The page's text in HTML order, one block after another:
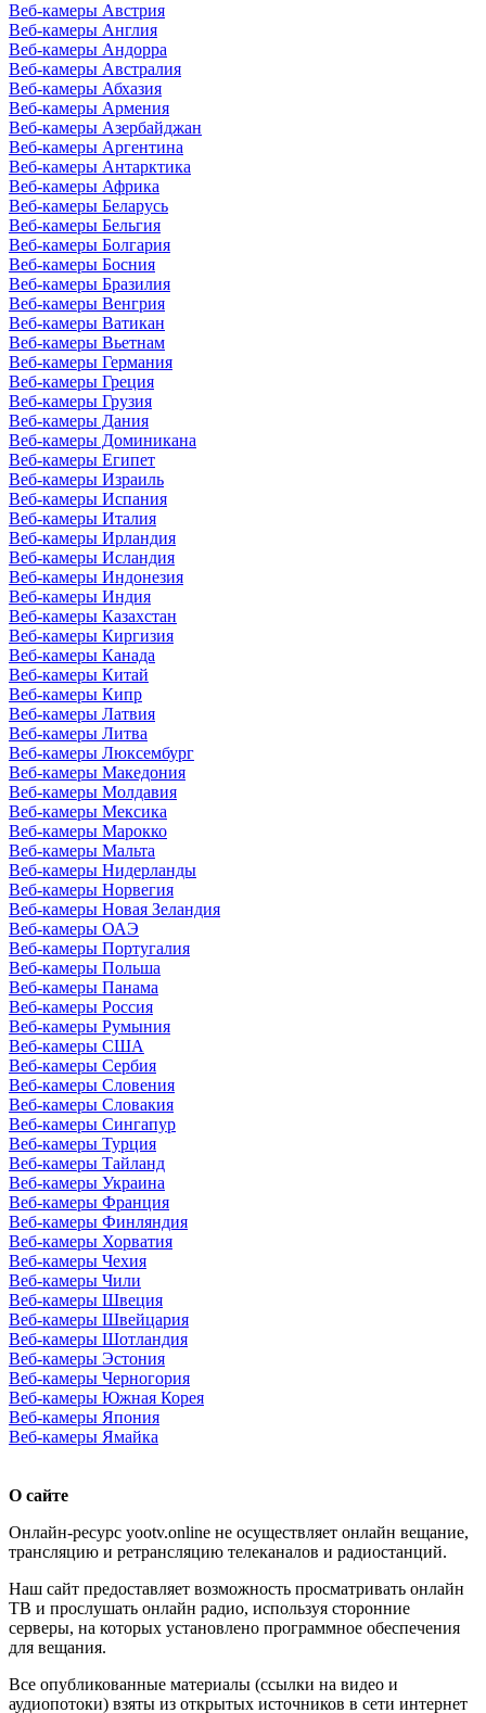
Веб-камеры Австрия
Веб-камеры Англия
Веб-камеры Андорра
Веб-камеры Австралия
Веб-камеры Абхазия
Веб-камеры Армения
Веб-камеры Азербайджан
Веб-камеры Аргентина
Веб-камеры Антарктика
Веб-камеры Африка
Веб-камеры Беларусь
Веб-камеры Бельгия
Веб-камеры Болгария
Веб-камеры Босния
Веб-камеры Бразилия
Веб-камеры Венгрия
Веб-камеры Ватикан
Веб-камеры Вьетнам
Веб-камеры Германия
Веб-камеры Греция
Веб-камеры Грузия
Веб-камеры Дания
Веб-камеры Доминикана
Веб-камеры Египет
Веб-камеры Израиль
Веб-камеры Испания
Веб-камеры Италия
Веб-камеры Ирландия
Веб-камеры Исландия
Веб-камеры Индонезия
Веб-камеры Индия
Веб-камеры Казахстан
Веб-камеры Киргизия
Веб-камеры Канада
Веб-камеры Китай
Веб-камеры Кипр
Веб-камеры Латвия
Веб-камеры Литва
Веб-камеры Люксембург
Веб-камеры Македония
Веб-камеры Молдавия
Веб-камеры Мексика
Веб-камеры Марокко
Веб-камеры Мальта
Веб-камеры Нидерланды
Веб-камеры Норвегия
Веб-камеры Новая Зеландия
Веб-камеры ОАЭ
Веб-камеры Португалия
Веб-камеры Польша
Веб-камеры Панама
Веб-камеры Россия
Веб-камеры Румыния
Веб-камеры США
Веб-камеры Сербия
Веб-камеры Словения
Веб-камеры Словакия
Веб-камеры Сингапур
Веб-камеры Турция
Веб-камеры Тайланд
Веб-камеры Украина
Веб-камеры Франция
Веб-камеры Финляндия
Веб-камеры Хорватия
Веб-камеры Чехия
Веб-камеры Чили
Веб-камеры Швеция
Веб-камеры Швейцария
Веб-камеры Шотландия
Веб-камеры Эстония
Веб-камеры Черногория
Веб-камеры Южная Корея
Веб-камеры Япония
Веб-камеры Ямайка
О сайте
Онлайн-ресурс yootv.online не осуществляет онлайн вещание,
трансляцию и ретрансляцию телеканалов и радиостанций.
Наш сайт предоставляет возможность просматривать онлайн
ТВ и прослушать онлайн радио, используя сторонние
серверы, на которых установлено программное обеспечения
для вещания.
Все опубликованные материалы (ссылки на видео и
аудиопотоки) взяты из открытых источников в сети интернет